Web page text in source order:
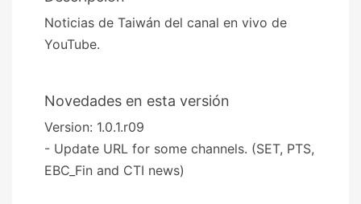
Noticias de Taiwán del canal en vivo de
YouTube.
Novedades en esta versión
Version: 1.0.1.r09
- Update URL for some channels. (SET, PTS,
EBC_Fin and CTI news)